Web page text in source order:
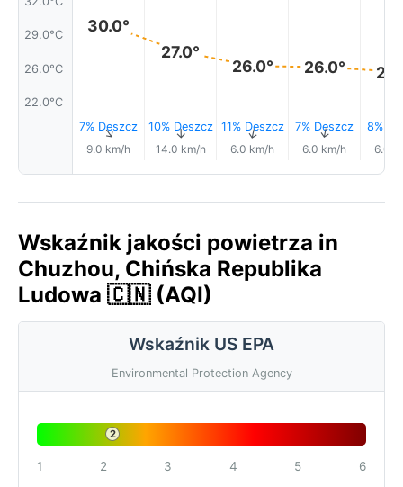
29.0°C
26.0°C
22.0°C
30.0°
7% Deszcz
↑
9.0 km/h
27.0°
10% Deszcz
↑
14.0 km/h
26.0°
11% Deszcz
↑
6.0 km/h
26.0°
7% Deszcz
↑
6.0 km/h
8%
6.0
Wskaźnik jakości powietrza in
Chuzhou, Chińska Republika
Ludowa 🇨🇳 (AQI)
Wskaźnik US EPA
Environmental Protection Agency
2
1 2 3 4 5 6